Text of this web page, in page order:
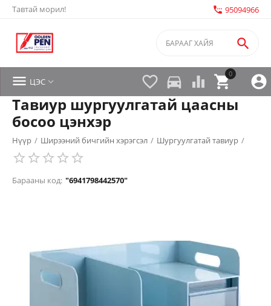
Тавтай морил! settings_phone 95094966


0

 directions_car 
 ЦЭС 
Тавиур шургуулгатай цаасны
босоо цэнхэр
Нүүр / Ширээний бичгийн хэрэгсэл / Шургуулгатай тавиур /
Барааны код: "6941798442570"